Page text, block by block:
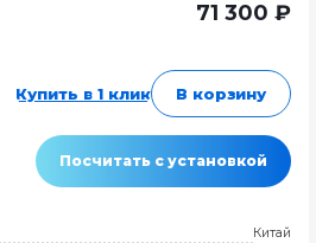
71 300 ₽
Купить в 1 клик В корзину
Посчитать с установкой
Китай